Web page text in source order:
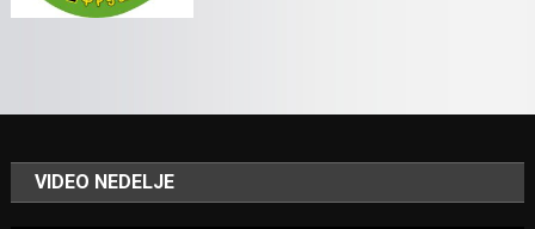
VIDEO NEDELJE